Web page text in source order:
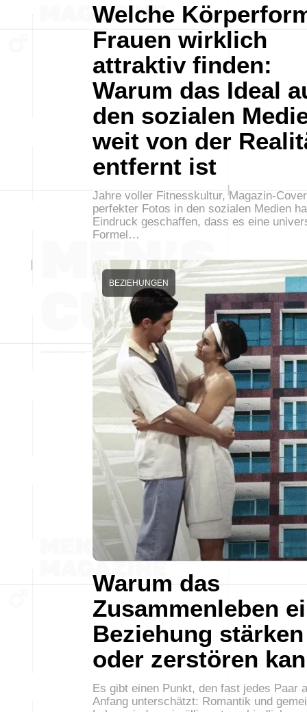
Welche
Frauen wirklich
attraktiv finden:
Warum das Ideal
den sozialen
weit von der
entfernt ist
Jahre voller Fitnesskultur, Magazin-
perfekter Fotos in den sozialen Medien
Eindruck geschaffen, dass es eine
Formel…
Warum das
Zusammenleben
Beziehung stärken
oder zerstören
BEZIEHUNGEN
Es gibt einen Punkt, den fast jedes Paar
Anfang unterschätzt: Romantik und